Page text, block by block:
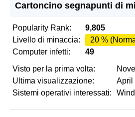
Cartoncino segnapunti di
Popularity Rank:
9,805
Livello di minaccia:
20 %
Computer infetti:
49
Visto per la prima volta:
Ultima visualizzazione:
April
Sistemi operativi interessati: